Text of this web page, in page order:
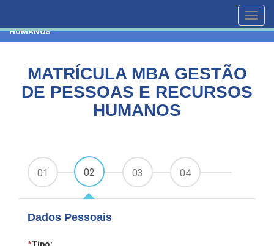
HUMANOS
MATRÍCULA MBA GESTÃO
DE PESSOAS E RECURSOS
HUMANOS
01 02 03 04
Dados Pessoais